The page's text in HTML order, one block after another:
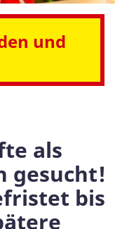
und
als
gesucht!
bis